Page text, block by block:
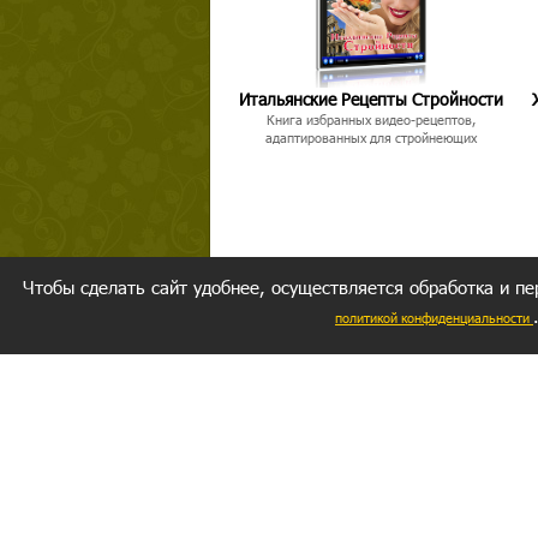
Итальянские Рецепты Стройности
Книга избранных видео-рецептов,
адаптированных для стройнеющих
Чтобы сделать сайт удобнее, осуществляется обработка и
политикой конфиденциальности